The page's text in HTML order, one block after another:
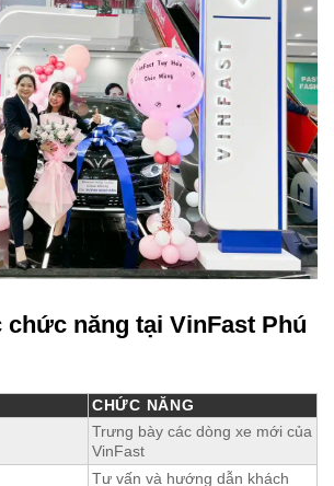
chức năng tại VinFast Phú
CHỨC NĂNG
Trưng bày các dòng xe mới của
VinFast
Tư vấn và hướng dẫn khách